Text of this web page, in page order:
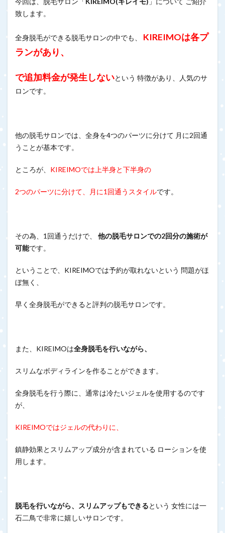
致します。
全身脱毛ができる脱毛サロンの中でも、 KIREIMOは各プ
ランがあり、
で追加料金が発生しないという 特徴があり、人気のサ
ロンです。
他の脱毛サロンでは、全身を4つのパーツに分けて 月に2回通
うことが基本です。
ところが、 KIREIMOでは上半身と下半身の
2つのパーツに分けて、月に1回通うスタイルです。
その為、1回通うだけで、 他の脱毛サロンでの2回分の施術が
可能です。
ということで、KIREIMOでは予約が取れないという 問題がほ
ぼ無く、
早く全身脱毛ができると評判の脱毛サロンです。
また、KIREIMOは全身脱毛を行いながら、
スリムなボディラインを作ることができます。
全身脱毛を行う際に、通常は冷たいジェルを使用するのです
が、
KIREIMOではジェルの代わりに、
鎮静効果とスリムアップ成分が含まれている ローションを使
用します。
脱毛を行いながら、スリムアップもできるという 女性には一
石二鳥で非常に嬉しいサロンです。